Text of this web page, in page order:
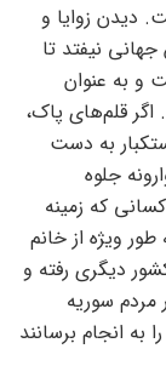
دیدن زوایا و
نیفتد تا
و به عنوان
اگر قلم‌های پاک،
به دست
جلوه
که زمینه
ویژه از خانم
دیگری رفته و
مردم سوریه
به انجام برسانند